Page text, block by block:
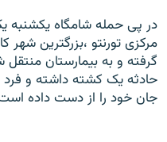
در پی حمله شامگاه یکشنبه
گرفته و به بیمارستان
حادثه یک کشته داشته و فرد
جان خود را از دست داده